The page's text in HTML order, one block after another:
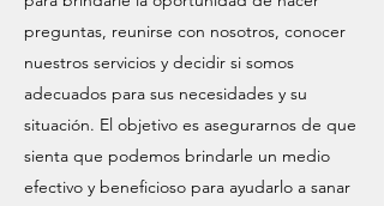
preguntas, reunirse con nosotros, conocer
nuestros servicios y decidir si somos
adecuados para sus necesidades y su
situación. El objetivo es asegurarnos de que
sienta que podemos brindarle un medio
efectivo y beneficioso para ayudarlo a sanar